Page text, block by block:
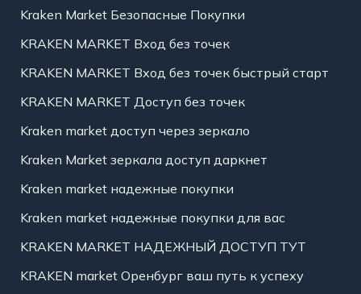
Kraken Market Безопасные Покупки
KRAKEN MARKET Вход без точек
KRAKEN MARKET Вход без точек быстрый старт
KRAKEN MARKET Доступ без точек
Kraken market доступ через зеркало
Kraken Market зеркала доступ даркнет
Kraken market надежные покупки
Kraken market надежные покупки для вас
KRAKEN MARKET НАДЕЖНЫЙ ДОСТУП ТУТ
KRAKEN market Оренбург ваш путь к успеху